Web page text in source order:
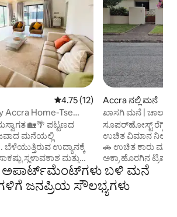
5 ರಲ್ಲಿ 4.75 ಸರಾಸರಿ ರೇಟಿಂಗ್, 12
4.75 (12)
Accra Home-Tse
🏡🌴 ಪಟ್ಟಣದ
ಮನೆಯಲ್ಲಿ
ಬೆಳೆಯುತ್ತಿರುವ ಉದ್ಯಾನಕ್ಕೆ
ಸ್ಥಳಾವಕಾಶ ಮತ್ತು
ಅಲಭ್ಯತೆ, ಶಾಂತಿ
ಆನಂದಿಸುವ ಸಣ್ಣ
Accra ನಲ್ಲಿ ಮನೆ
ಖಾಸಗಿ ಮನೆ | ಚಾಲಕ,
ವೇಗದ ವೈಫೈ
ಸೂಪರ್‌ಹೋಸ್ಟ್
ಉಚಿತ ವಿಮಾನ
🚗 ಉಚಿತ ಕಾರು
ಅಕ್ರಾ ಹೊರಗಿನ
ಉಚಿತ ಅಡುಗೆಯವರು
🥞 ಉಚಿತ
ಪ್ಯಾನ್‌ಕೇಕ್‌ಗಳು,
ಅಪಾರ್ಟ್‌ಮೆಂಟ್‌ಗಳು ಬಳಿ ಮನೆ
ಜನಪ್ರಿಯ ಸೌಲಭ್ಯಗಳು